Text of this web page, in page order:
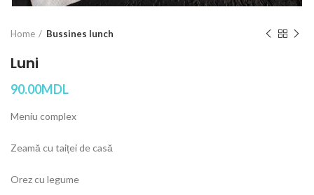
Home Bussines lunch
Luni
90.00MDL
Meniu complex
Zeamă cu taiței de casă
Orez cu legume